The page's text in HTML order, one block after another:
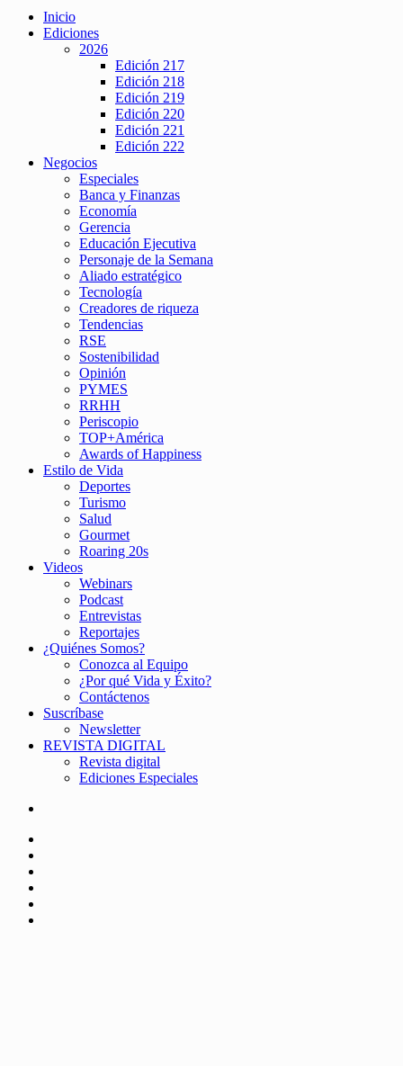
Inicio
Ediciones
2026
Edición 217
Edición 218
Edición 219
Edición 220
Edición 221
Edición 222
Negocios
Especiales
Banca y Finanzas
Economía
Gerencia
Educación Ejecutiva
Personaje de la Semana
Aliado estratégico
Tecnología
Creadores de riqueza
Tendencias
RSE
Sostenibilidad
Opinión
PYMES
RRHH
Periscopio
TOP+América
Awards of Happiness
Estilo de Vida
Deportes
Turismo
Salud
Gourmet
Roaring 20s
Videos
Webinars
Podcast
Entrevistas
Reportajes
¿Quiénes Somos?
Conozca al Equipo
¿Por qué Vida y Éxito?
Contáctenos
Suscríbase
Newsletter
REVISTA DIGITAL
Revista digital
Ediciones Especiales